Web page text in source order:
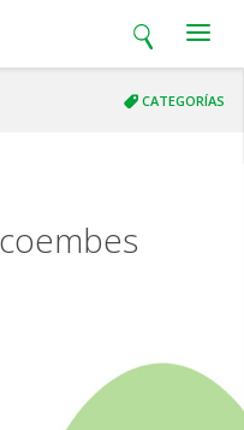
Open search
Open
CATEGORÍAS